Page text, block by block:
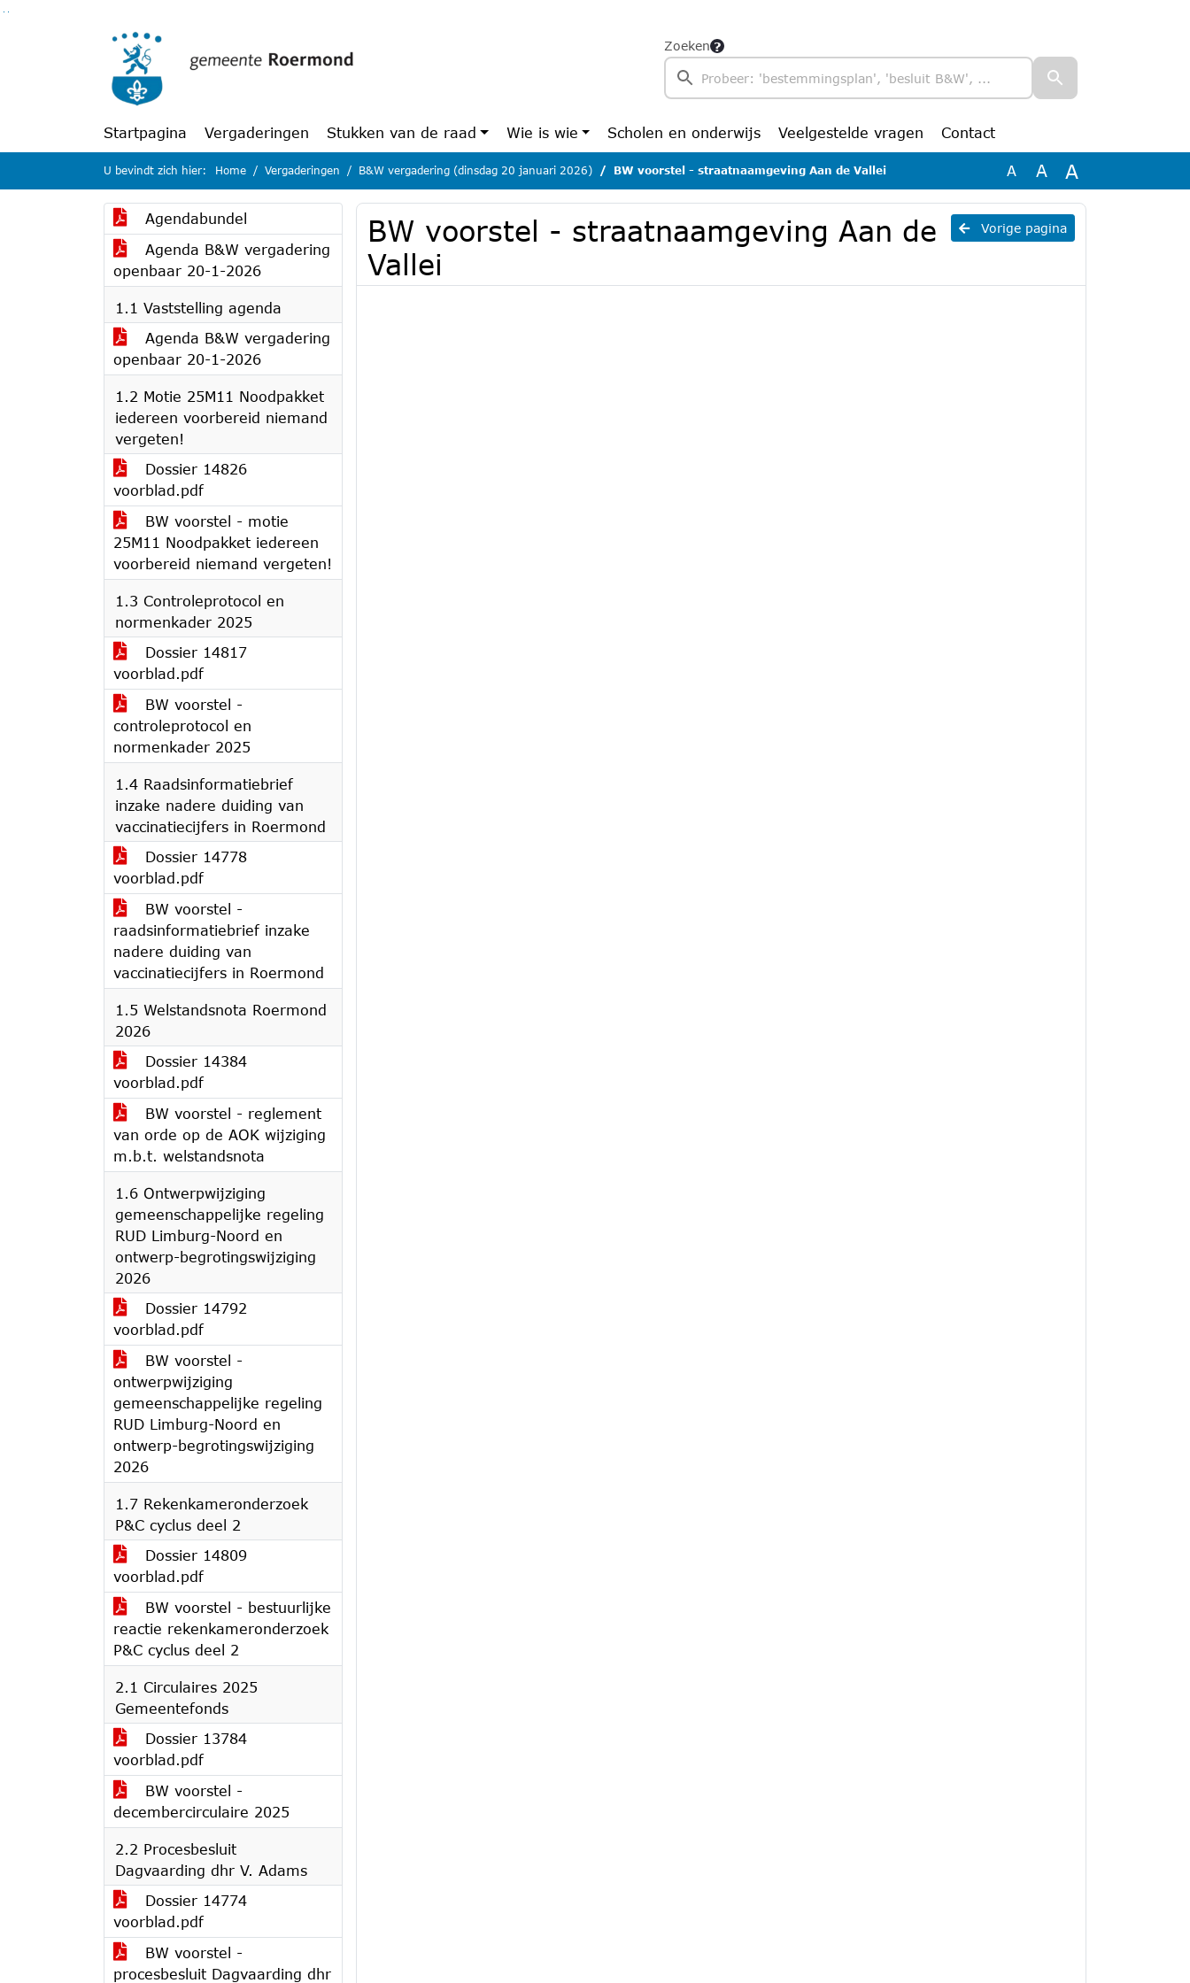
Zoeken
Startpagina Vergaderingen Stukken van de raad Wie is wie Scholen en onderwijs Veelgestelde vragen Contact
U bevindt zich hier: Home Vergaderingen B&W vergadering (dinsdag 20 januari 2026) BW voorstel - straatnaamgeving Aan de Vallei A A A
Agendabundel
Agenda B&W vergadering
openbaar 20-1-2026
1.1 Vaststelling agenda
Agenda B&W vergadering
openbaar 20-1-2026
1.2 Motie 25M11 Noodpakket
iedereen voorbereid niemand
vergeten!
Dossier 14826
voorblad.pdf
BW voorstel - motie
25M11 Noodpakket iedereen
voorbereid niemand vergeten!
1.3 Controleprotocol en
normenkader 2025
Dossier 14817
voorblad.pdf
BW voorstel -
controleprotocol en
normenkader 2025
1.4 Raadsinformatiebrief
inzake nadere duiding van
vaccinatiecijfers in Roermond
Dossier 14778
voorblad.pdf
BW voorstel -
raadsinformatiebrief inzake
nadere duiding van
vaccinatiecijfers in Roermond
1.5 Welstandsnota Roermond
2026
Dossier 14384
voorblad.pdf
BW voorstel - reglement
van orde op de AOK wijziging
m.b.t. welstandsnota
1.6 Ontwerpwijziging
gemeenschappelijke regeling
RUD Limburg-Noord en
ontwerp-begrotingswijziging
2026
Dossier 14792
voorblad.pdf
BW voorstel -
ontwerpwijziging
gemeenschappelijke regeling
RUD Limburg-Noord en
ontwerp-begrotingswijziging
2026
1.7 Rekenkameronderzoek
P&C cyclus deel 2
Dossier 14809
voorblad.pdf
BW voorstel - bestuurlijke
reactie rekenkameronderzoek
P&C cyclus deel 2
2.1 Circulaires 2025
Gemeentefonds
Dossier 13784
voorblad.pdf
BW voorstel -
decembercirculaire 2025
2.2 Procesbesluit
Dagvaarding dhr V. Adams
Dossier 14774
voorblad.pdf
BW voorstel -
procesbesluit Dagvaarding dhr
Vorige pagina
BW voorstel - straatnaamgeving Aan de
Vallei